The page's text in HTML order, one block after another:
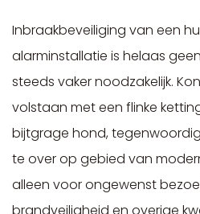
Inbraakbeveiliging van een
alarminstallatie is helaas
steeds vaker noodzakelijk.
volstaan met een flinke
bijtgrage hond,
te over op gebied van
alleen voor ongewenst